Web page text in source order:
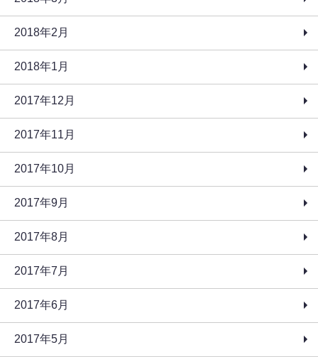
2018年2月
2018年1月
2017年12月
2017年11月
2017年10月
2017年9月
2017年8月
2017年7月
2017年6月
2017年5月